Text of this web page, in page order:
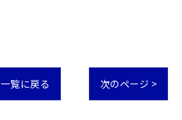
一覧に戻る 次のページ >